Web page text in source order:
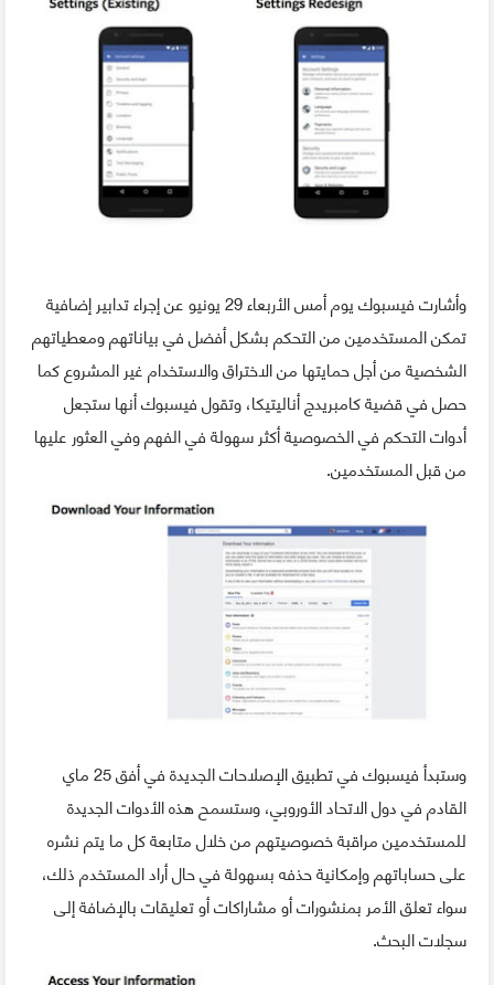
وأشارت فيسبوك يوم أمس الأربعاء 29 يونيو عن إجراء تدابير إضافية
تمكن المستخدمين من التحكم بشكل أفضل في بياناتهم ومعطياتهم
الشخصية من أجل حمايتها من الاختراق والاستخدام غير المشروع كما
حصل في قضية كامبريدج أناليتيكا، وتقول فيسبوك أنها ستجعل
أدوات التحكم في الخصوصية أكثر سهولة في الفهم وفي العثور عليها
من قبل المستخدمين.
وستبدأ فيسبوك في تطبيق الإصلاحات الجديدة في أفق 25 ماي
القادم في دول الاتحاد الأوروبي، وستسمح هذه الأدوات الجديدة
للمستخدمين مراقبة خصوصيتهم من خلال متابعة كل ما يتم نشره
على حساباتهم وإمكانية حذفه بسهولة في حال أراد المستخدم ذلك،
سواء تعلق الأمر بمنشورات أو مشاراكات أو تعليقات بالإضافة إلى
سجلات البحث.